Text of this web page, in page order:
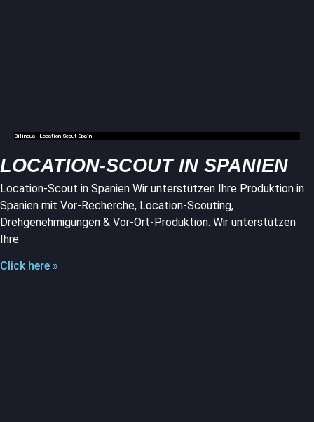
Bilingual-Location-Scout-Spain
LOCATION-SCOUT IN SPANIEN
Location-Scout in Spanien Wir unterstützen Ihre Produktion in
Spanien mit Vor-Recherche, Location-Scouting,
Drehgenehmigungen & Vor-Ort-Produktion. Wir unterstützen
Ihre
Click here »